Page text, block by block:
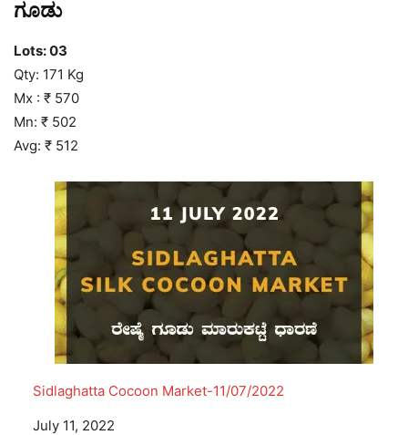
ಗೂಡು
Lots: 03
Qty: 171 Kg
Mx : ₹ 570
Mn: ₹ 502
Avg: ₹ 512
Sidlaghatta Cocoon Market-11/07/2022
Date
July 11, 2022